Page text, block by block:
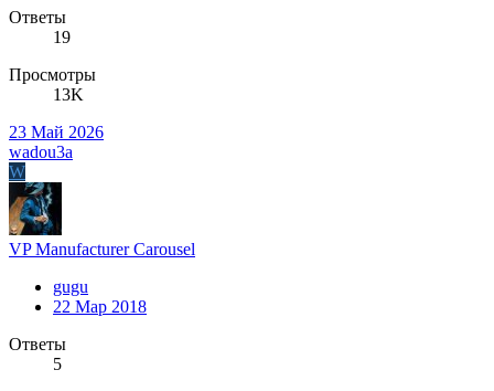
Ответы
19
Просмотры
13K
23 Май 2026
wadou3a
W
VP Manufacturer Carousel
gugu
22 Мар 2018
Ответы
5